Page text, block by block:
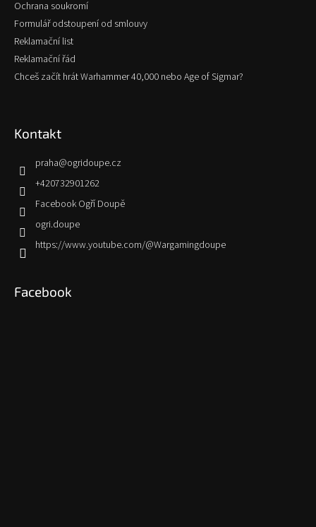
Ochrana soukromí
Formulář odstoupení od smlouvy
Reklamační list
Reklamační řád
Chceš začít hrát Warhammer 40,000 nebo Age of Sigmar?
Kontakt
praha@ogridoupe.cz
+420732901262
Facebook Ogří Doupě
ogri.doupe
https://www.youtube.com/@Wargamingdoupe
Facebook